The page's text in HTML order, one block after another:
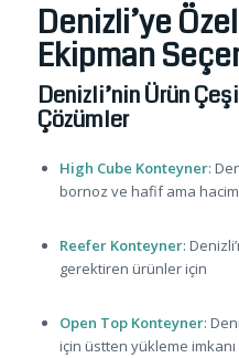
Denizli’ye
Ekipman
Denizli’nin Ürün
Çözümler
High Cube Konteyner:
bornoz ve hafif ama
Reefer Konteyner:
gerektiren ürünler için
Open Top Konteyner:
için üstten yükleme imkanı